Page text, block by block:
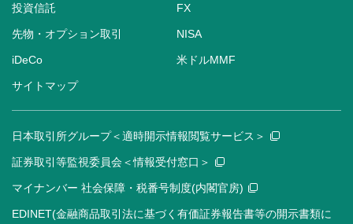
投資信託 FX
先物・オプション取引 NISA
iDeCo 米ドルMMF
サイトマップ
日本取引所グループ＜適時開示情報閲覧サービス＞
証券取引等監視委員会＜情報受付窓口＞
マイナンバー 社会保障・税番号制度(内閣官房)
EDINET(金融商品取引法に基づく有価証券報告書等の開示書類に